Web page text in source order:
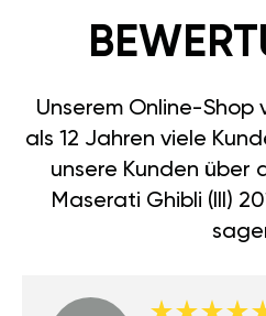
Unserem Online-Shop
als 12 Jahren viele
unsere Kunden über
Maserati Ghibli (III)